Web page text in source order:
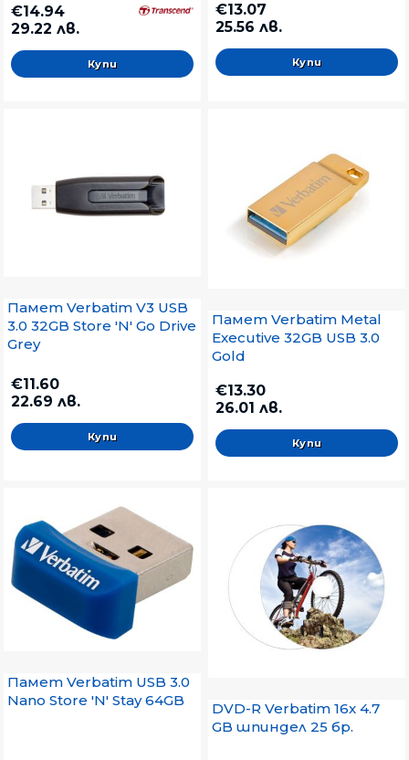
€14.94
29.22 лв.
€13.07
25.56 лв.
Памет Verbatim V3 USB
3.0 32GB Store 'N' Go Drive
Grey
€11.60
22.69 лв.
Памет Verbatim Metal
Executive 32GB USB 3.0
Gold
€13.30
26.01 лв.
Памет Verbatim USB 3.0
Nano Store 'N' Stay 64GB
DVD-R Verbatim 16x 4.7
GB шпиндел 25 бр.